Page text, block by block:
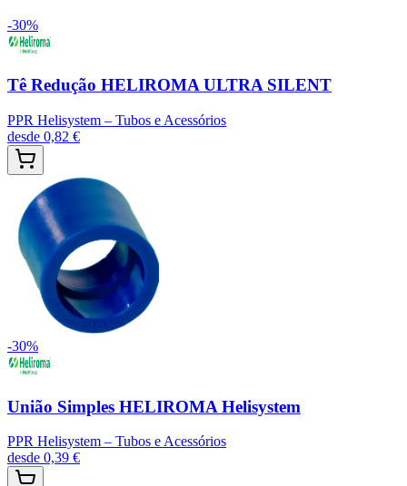
-30%
Tê Redução HELIROMA ULTRA SILENT
PPR Helisystem – Tubos e Acessórios
desde 0,82 €
-30%
União Simples HELIROMA Helisystem
PPR Helisystem – Tubos e Acessórios
desde 0,39 €